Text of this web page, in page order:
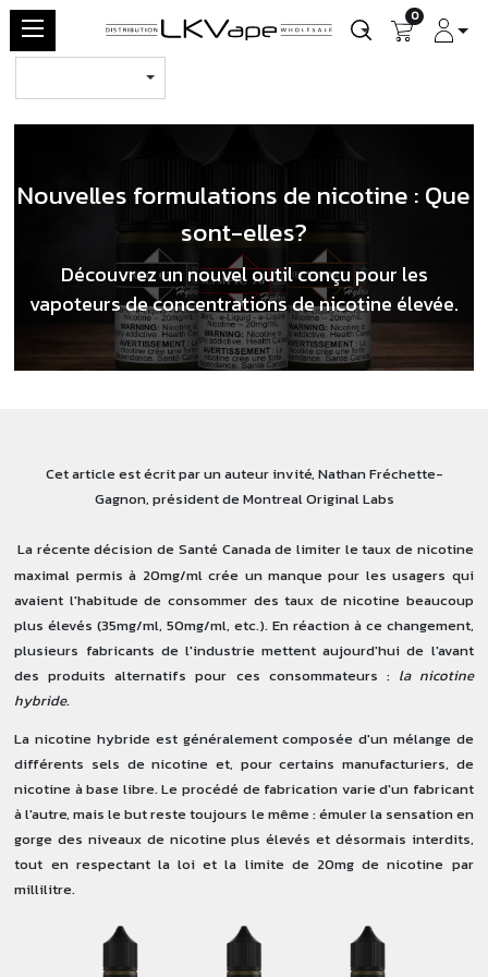
0
Nouvelles formulations de nicotine : Que
sont-elles?
Découvrez un nouvel outil conçu pour les
vapoteurs de concentrations de nicotine élevée.
Cet article est écrit par un auteur invité, Nathan Fréchette-
Gagnon, président de Montreal Original Labs
La récente décision de Santé Canada de limiter letaux de nicotine
maximal permis à 20mg/mlcrée un manque pour les usagers qui
avaient l'habitude de consommer des taux de nicotine beaucoup
plus élevés (35mg/ml, 50mg/ml, etc.). En réaction à ce changement,
plusieurs fabricants de l'industrie mettent aujourd'hui de l'avant
des produits alternatifs pour ces consommateurs : la nicotine
hybride.
La nicotine hybride est généralement composée d'un mélange de
différents sels de nicotine et, pour certains manufacturiers, de
nicotine à base libre. Le procédé de fabrication varie d'un fabricant
à l'autre, mais le but reste toujours le même :émuler la sensation en
gorge des niveaux de nicotine plus élevés et désormais interdits,
tout en respectant la loi et la limite de 20mg de nicotine par
millilitre.